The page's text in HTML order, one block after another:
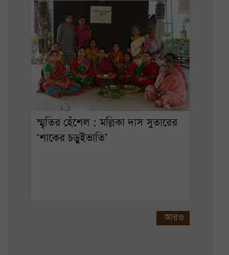
স্মৃতির হেঁশেল : মল্লিকা দাস সুতারের
‘শাকের চড়ুইভাতি’
আরও